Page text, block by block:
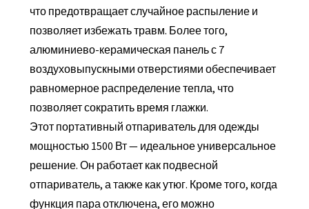
что предотвращает случайное распыление и
позволяет избежать травм. Более того,
алюминиево-керамическая панель с 7
воздуховыпускными отверстиями обеспечивает
равномерное распределение тепла, что
позволяет сократить время глажки.
Этот портативный отпариватель для одежды
мощностью 1500 Вт — идеальное универсальное
решение. Он работает как подвесной
отпариватель, а также как утюг. Кроме того, когда
функция пара отключена, его можно